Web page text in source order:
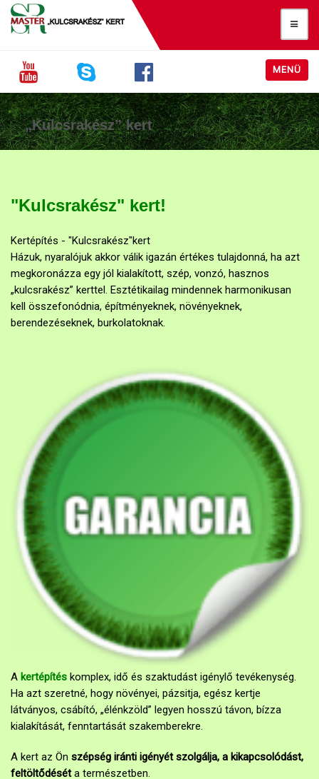
MENÜ
„Kulcsrakész” kert
"Kulcsrakész" kert!
Kertépítés - "Kulcsrakész"kert
Házuk, nyaralójuk akkor válik igazán értékes tulajdonná, ha azt
megkoronázza egy jól kialakított, szép, vonzó, hasznos
„kulcsrakész” kerttel. Esztétikailag mindennek harmonikusan
kell összefonódnia, építményeknek, növényeknek,
berendezéseknek, burkolatoknak.
A kertépítés komplex, idő és szaktudást igénylő tevékenység.
Ha azt szeretné, hogy növényei, pázsitja, egész kertje
látványos, csábító, „élénkzöld” legyen hosszú távon, bízza
kialakítását, fenntartását szakemberekre.
A kert az Ön szépség iránti igényét szolgálja, a kikapcsolódást,
feltöltődéséta természetben.